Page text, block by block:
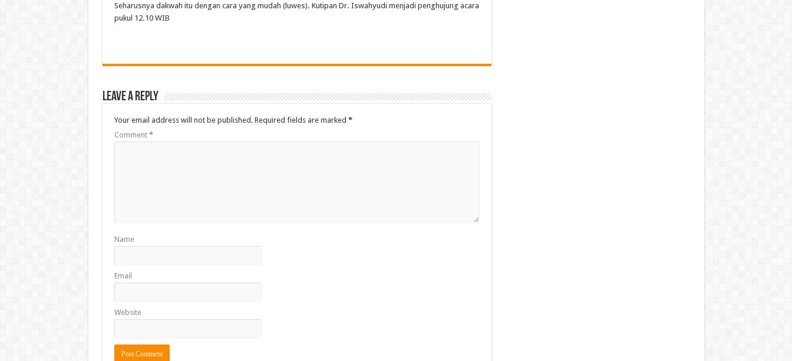
Seharusnya dakwah itu dengan cara yang mudah (luwes). Kutipan Dr. Iswahyudi menjadi penghujung acara
pukul 12.10 WIB
Leave a Reply
Your email address will not be published. Required fields are marked *
Comment *
Name
Email
Website